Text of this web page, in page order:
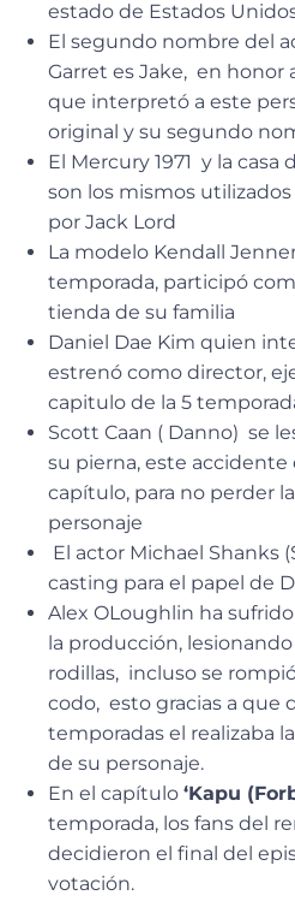
estado de Estados
El segundo nombre del
Garret es Jake, en honor
que interpretó a este
original y su segundo
El Mercury 1971 y la casa
son los mismos
por Jack Lord
La modelo Kendall
temporada, participó
tienda de su familia
Daniel Dae Kim quien
estrenó como director,
capitulo de la 5
Scott Caan ( Danno) se
su pierna, este
capítulo, para no perder
personaje
El actor Michael Shanks
casting para el papel de
Alex OLoughlin ha
la producción,
rodillas, incluso se
codo, esto gracias a que
temporadas el realizaba
de su personaje.
En el capítulo ‘Kapu
temporada, los fans del
decidieron el final del
votación.